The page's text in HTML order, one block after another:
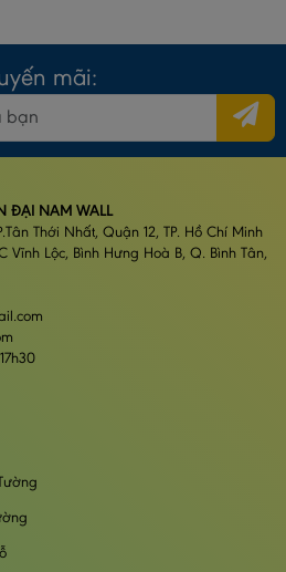
mãi:
ĐẠI NAM WALL
Thới Nhất, Quận 12, TP. Hồ Chí Minh
Vĩnh Lộc, Bình Hưng Hoà B, Q. Bình Tân,